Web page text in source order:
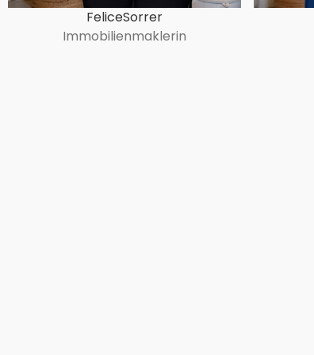
FeliceSorrer
Immobilienmaklerin